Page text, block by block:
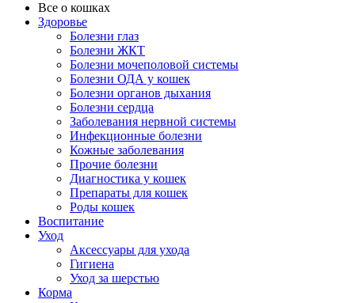
Все о кошках
Здоровье
Болезни глаз
Болезни ЖКТ
Болезни мочеполовой системы
Болезни ОДА у кошек
Болезни органов дыхания
Болезни сердца
Заболевания нервной системы
Инфекционные болезни
Кожные заболевания
Прочие болезни
Диагностика у кошек
Препараты для кошек
Роды кошек
Воспитание
Уход
Аксессуары для ухода
Гигиена
Уход за шерстью
Корма